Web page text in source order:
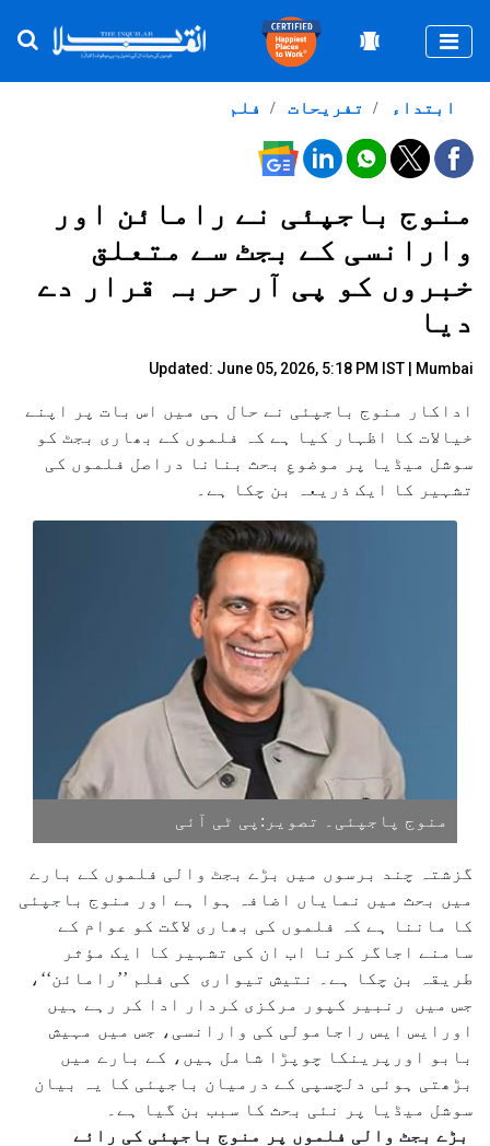
فلم تفریحات ابتداء
منوج باجپئی نے رامائن اور
وارانسی کے بجٹ سے متعلق
خبروں کو پی آر حربہ قرار دے
دیا
Updated: June 05, 2026, 5:18 PM IST | Mumbai
اداکار منوج باجپئی نے حال ہی میں اس بات پر اپنے
خیالات کا اظہار کیا ہے کہ فلموں کے بھاری بجٹ کو
سوشل میڈیا پر موضوعِ بحث بنانا دراصل فلموں کی
تشہیر کا ایک ذریعہ بن چکا ہے۔
منوج پاجپئی۔ تصویر:پی ٹی آئی
گزشتہ چند برسوں میں بڑے بجٹ والی فلموں کے بارے
میں بحث میں نمایاں اضافہ ہوا ہے اور منوج باجپئی
کا ماننا ہے کہ فلموں کی بھاری لاگت کو عوام کے
سامنے اجاگر کرنا اب ان کی تشہیر کا ایک مؤثر
طریقہ بن چکا ہے۔ نتیش تیواری کی فلم ’’رامائن‘‘،
جس میں رنبیر کپور مرکزی کردار ادا کر رہے ہیں
اورایس ایس راجامولی کی وارانسی، جس میں مہیش
بابو اورپرینکا چوپڑا شامل ہیں، کے بارے میں
بڑھتی ہوئی دلچسپی کے درمیان باجپئی کا یہ بیان
سوشل میڈیا پر نئی بحث کا سبب بن گیا ہے۔
بڑے بجٹ والی فلموں پر منوج باجپئی کی رائے